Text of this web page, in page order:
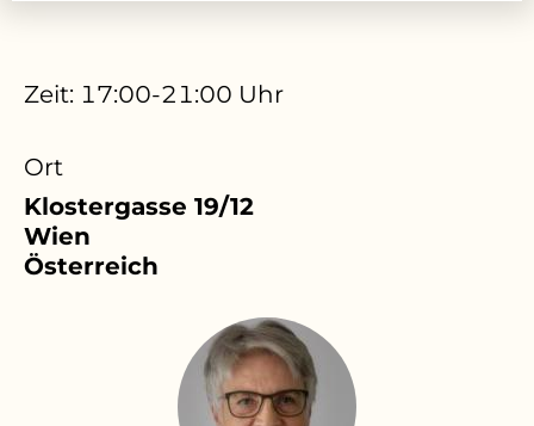
Zeit: 17:00-21:00 Uhr
Ort
Klostergasse 19/12
Wien
Österreich